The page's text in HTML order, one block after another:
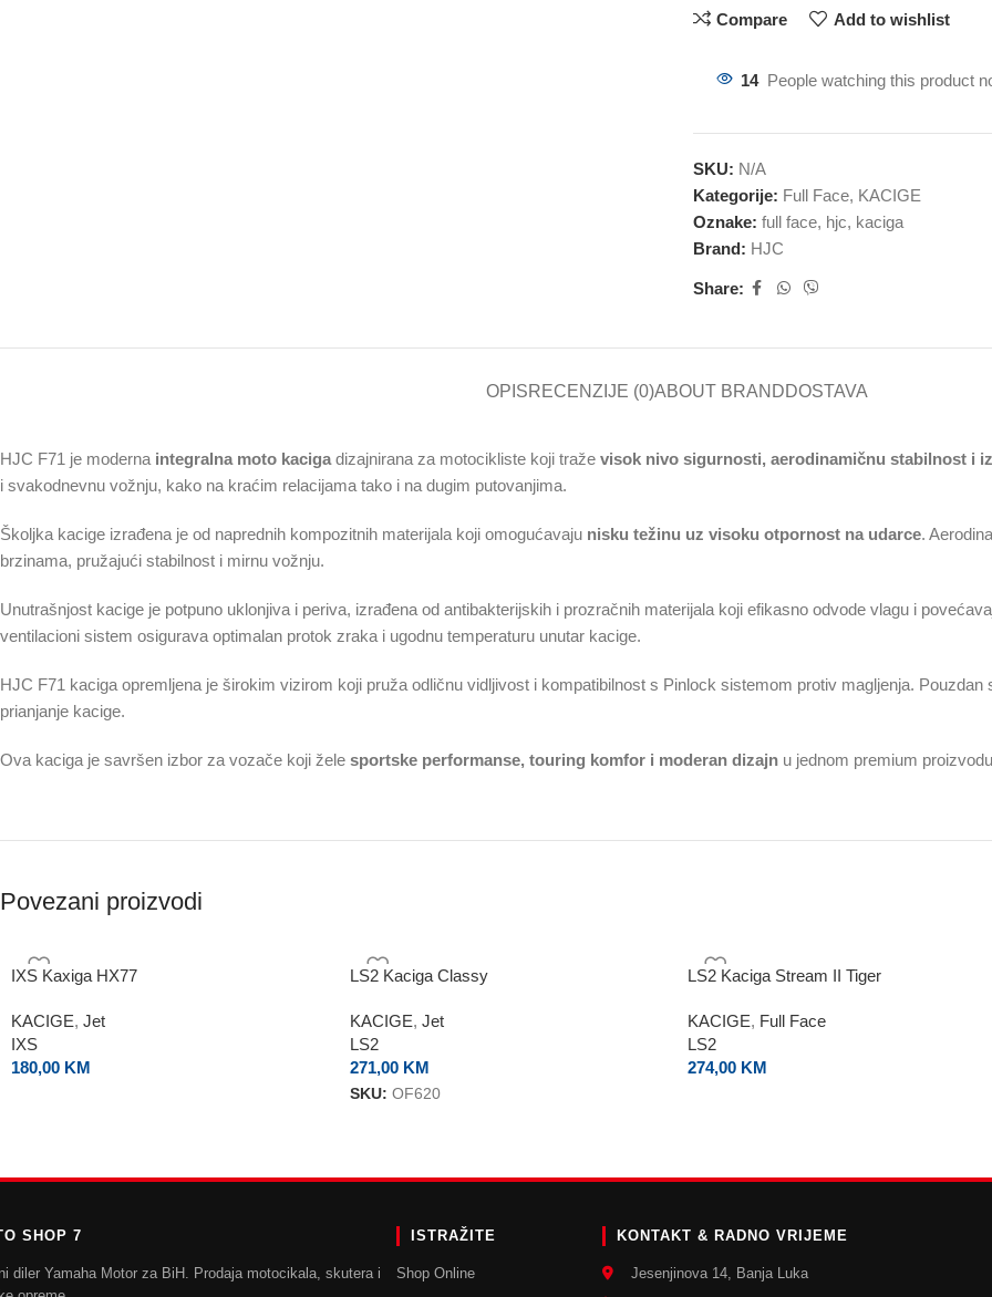
Compare Add to wishlist
14 People watching this product
SKU: N/A
Kategorije: Full Face, KACIGE
Oznake: full face, hjc, kaciga
Brand: HJC
Share:
OPISRECENZIJE (0)ABOUT BRANDDOSTAVA
HJC F71 je moderna integralna moto kaciga dizajnirana za motocikliste koji traže visok nivo sigurnosti, aerodinamičnu stabilnost i
i svakodnevnu vožnju, kako na kraćim relacijama tako i na dugim putovanjima.
Školjka kacige izrađena je od naprednih kompozitnih materijala koji omogućavaju nisku težinu uz visoku otpornost na udarce.
brzinama, pružajući stabilnost i mirnu vožnju.
Unutrašnjost kacige je potpuno uklonjiva i periva, izrađena od antibakterijskih i prozračnih materijala koji efikasno odvode vlagu i
ventilacioni sistem osigurava optimalan protok zraka i ugodnu temperaturu unutar kacige.
HJC F71 kaciga opremljena je širokim vizirom koji pruža odličnu vidljivost i kompatibilnost s Pinlock sistemom protiv magljenja.
prianjanje kacige.
Ova kaciga je savršen izbor za vozače koji žele sportske performanse, touring komfor i moderan dizajn u jednom premium
Povezani proizvodi
IXS Kaxiga HX77
KACIGE, Jet
IXS
180,00 KM
LS2 Kaciga Classy
KACIGE, Jet
LS2
271,00 KM
SKU: OF620
LS2 Kaciga Stream II Tiger
KACIGE, Full Face
LS2
274,00 KM
SHOP 7
diler Yamaha Motor za BiH. Prodaja motocikala, skutera i
ISTRAŽITE
Shop Online
KONTAKT & RADNO VRIJEME
Jesenjinova 14, Banja Luka